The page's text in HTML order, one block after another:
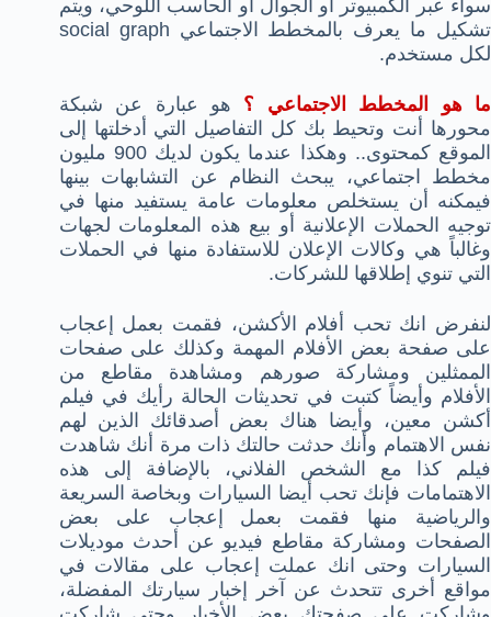
سواء عبر الكمبيوتر أو الجوال أو الحاسب اللوحي، ويتم
تشكيل ما يعرف بالمخطط الاجتماعي social graph
لكل مستخدم.
ما هو المخطط الاجتماعي ؟ هو عبارة عن شبكة
محورها أنت وتحيط بك كل التفاصيل التي أدخلتها إلى
الموقع كمحتوى.. وهكذا عندما يكون لديك 900 مليون
مخطط اجتماعي، يبحث النظام عن التشابهات بينها
فيمكنه أن يستخلص معلومات عامة يستفيد منها في
توجيه الحملات الإعلانية أو بيع هذه المعلومات لجهات
وغالباً هي وكالات الإعلان للاستفادة منها في الحملات
التي تنوي إطلاقها للشركات.
لنفرض انك تحب أفلام الأكشن، فقمت بعمل إعجاب
على صفحة بعض الأفلام المهمة وكذلك على صفحات
الممثلين ومشاركة صورهم ومشاهدة مقاطع من
الأفلام وأيضاً كتبت في تحديثات الحالة رأيك في فيلم
أكشن معين، وأيضا هناك بعض أصدقائك الذين لهم
نفس الاهتمام وأنك حدثت حالتك ذات مرة أنك شاهدت
فيلم كذا مع الشخص الفلاني، بالإضافة إلى هذه
الاهتمامات فإنك تحب أيضا السيارات وبخاصة السريعة
والرياضية منها فقمت بعمل إعجاب على بعض
الصفحات ومشاركة مقاطع فيديو عن أحدث موديلات
السيارات وحتى انك عملت إعجاب على مقالات في
مواقع أخرى تتحدث عن آخر إخبار سيارتك المفضلة،